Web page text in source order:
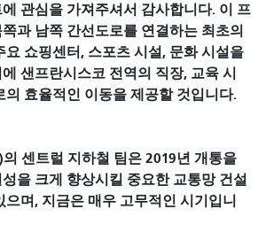
관심을 가져주셔서 감사합니다. 이 프
과 남쪽 간선도로를 연결하는 최초의
요 쇼핑센터, 스포츠 시설, 문화 시설을
샌프란시스코 전역의 직장, 교육 시
의 효율적인 이동을 제공할 것입니다.
센트럴 지하철 팀은 2019년 개통을
을 크게 향상시킬 중요한 교통망 건설
으며, 지금은 매우 고무적인 시기입니